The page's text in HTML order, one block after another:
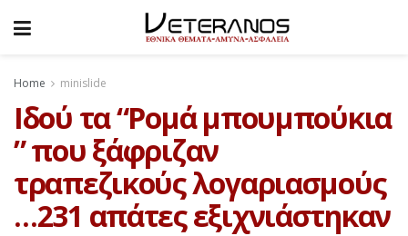
Home minislide
Ιδού τα “Ρομά μπουμπούκια
” που ξάφριζαν
τραπεζικούς λογαριασμούς
…231 απάτες εξιχνιάστηκαν